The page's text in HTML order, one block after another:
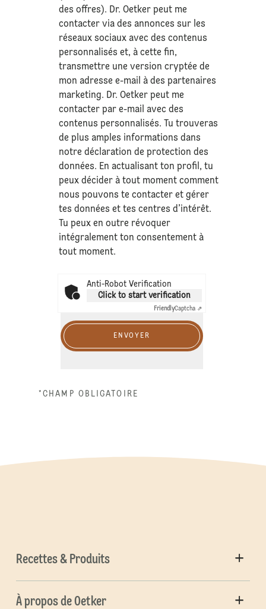
des offres). Dr. Oetker peut me
contacter via des annonces sur les
réseaux sociaux avec des contenus
personnalisés et, à cette fin,
transmettre une version cryptée de
mon adresse e-mail à des partenaires
marketing. Dr. Oetker peut me
contacter par e-mail avec des
contenus personnalisés. Tu trouveras
de plus amples informations dans
notre déclaration deprotection des
données. En actualisant ton profil, tu
peux décider à tout moment comment
nous pouvons te contacter et gérer
tes données et tes centres d’intérêt.
Tu peux en outre révoquer
intégralement ton consentement à
tout moment.
Anti-Robot Verification
Click to start verification
FriendlyCaptcha ⇗
ENVOYER
*CHAMP OBLIGATOIRE
Recettes & Produits
À propos de Oetker